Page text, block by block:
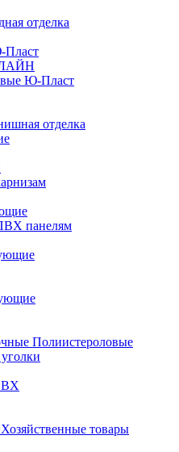
отделка
Пласт
ЛАЙН
Ю-Пласт
отделка
панелям
Полиистероловые
Хозяйственные товары